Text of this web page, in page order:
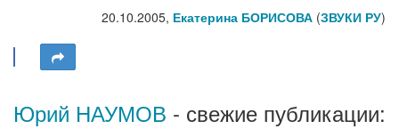
20.10.2005, Екатерина БОРИСОВА (ЗВУКИ РУ)
Юрий НАУМОВ - свежие публикации: